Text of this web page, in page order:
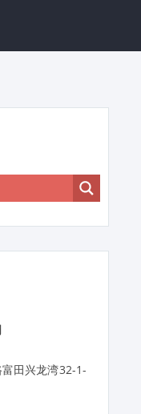
田兴龙湾32-1-